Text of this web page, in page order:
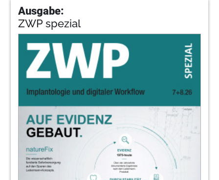
Ausgabe:
ZWP spezial